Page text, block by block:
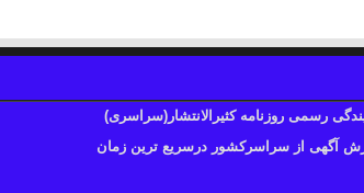
رسمی روزنامه کثیرالانتشار(سراسری)
آگهی از سراسرکشور درسریع ترین زمان